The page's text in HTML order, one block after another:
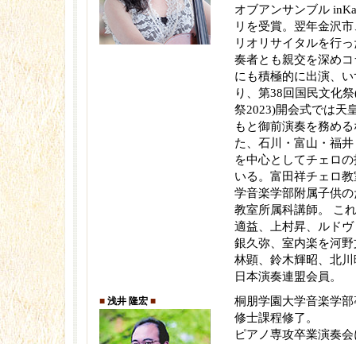
オブアンサンブル
リを受賞。翌年金沢
リオリサイタルを行
奏者とも親交を深め
にも積極的に出演、
り、第38回国民文化
祭2023)開会式では天
もと御前演奏を務め
た、石川・富山・福
を中心としてチェロ
いる。富田祥チェロ
学音楽学部附属子供
教室所属科講師。 こ
適益、上村昇、ルド
銀久弥、室内楽を河
林顕、鈴木輝昭、北
日本演奏連盟会員。
■ 浅井 隆宏 ■
桐朋学園大学音楽学
修士課程修了。
ピアノ専攻卒業演奏